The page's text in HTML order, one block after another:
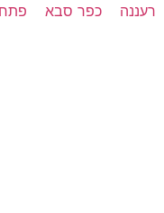
רעננה כפר סבא